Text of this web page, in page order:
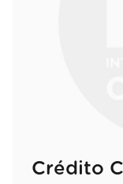
Crédito